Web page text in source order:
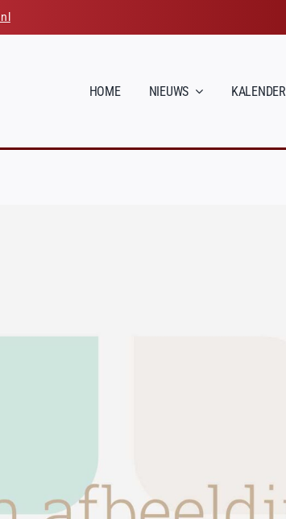
HOME NIEUWS KALENDER